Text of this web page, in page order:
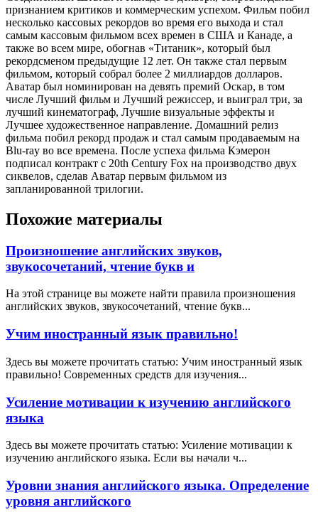
признанием критиков и коммерческим успехом. Фильм побил
несколько кассовых рекордов во время его выхода и стал
самым кассовым фильмом всех времен в США и Канаде, а
также во всем мире, обогнав «Титаник», который был
рекордсменом предыдущие 12 лет. Он также стал первым
фильмом, который собрал более 2 миллиардов долларов.
Аватар был номинирован на девять премий Оскар, в том
числе Лучший фильм и Лучший режиссер, и выиграл три, за
лучший кинематограф, Лучшие визуальные эффекты и
Лучшее художественное направление. Домашний релиз
фильма побил рекорд продаж и стал самым продаваемым на
Blu-ray во все времена. После успеха фильма Кэмерон
подписал контракт с 20th Century Fox на производство двух
сиквелов, сделав Аватар первым фильмом из
запланированной трилогии.
Похожие материалы
Произношение английских звуков,
звукосочетаний, чтение букв и
На этой странице вы можете найти правила произношения
английских звуков, звукосочетаний, чтение букв...
Учим иностранный язык правильно!
Здесь вы можете прочитать статью: Учим иностранный язык
правильно! Современных средств для изучения...
Усиление мотивации к изучению английского
языка
Здесь вы можете прочитать статью: Усиление мотивации к
изучению английского языка. Если вы начали ч...
Уровни знания английского языка. Определение
уровня английского